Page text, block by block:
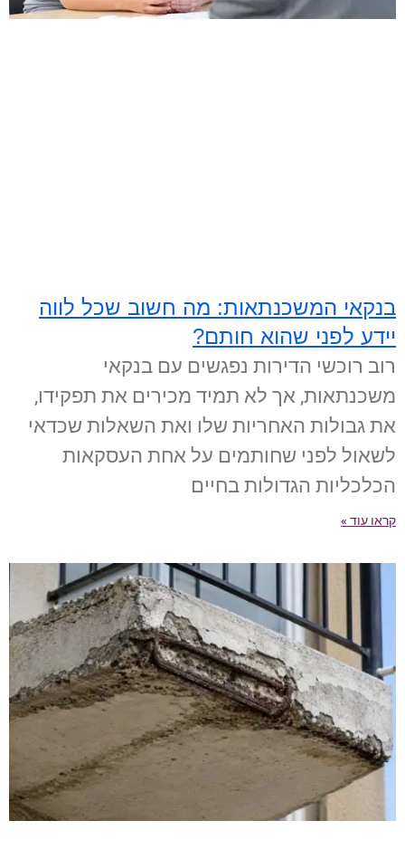
בנקאי המשכנתאות: מה חשוב שכל לווה
יידע לפני שהוא חותם?
רוב רוכשי הדירות נפגשים עם בנקאי
משכנתאות, אך לא תמיד מכירים את תפקידו,
את גבולות האחריות שלו ואת השאלות שכדאי
לשאול לפני שחותמים על אחת העסקאות
הכלכליות הגדולות בחיים
קראו עוד »